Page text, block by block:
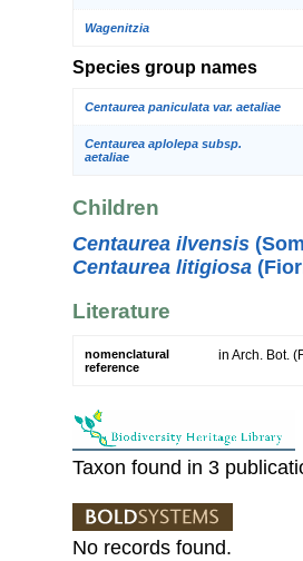
Wagenitzia
Species group names
Centaurea paniculata var. aetaliae
Centaurea aplolepa subsp.
aetaliae
Children
Centaurea ilvensis
Centaurea litigiosa
Literature
nomenclatural
reference
in Arch. Bot.
Taxon found in 3
No records found.